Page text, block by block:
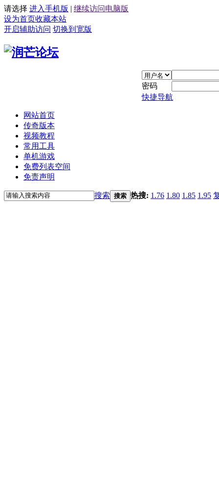
请选择 进入手机版 | 继续访问电脑版
设为首页收藏本站
开启辅助访问 切换到宽版
密码
快捷导航
网站首页
传奇版本
视频教程
常用工具
单机游戏
免费列表空间
免责声明
搜索 搜索 热搜: 1.76 1.80 1.85 1.95